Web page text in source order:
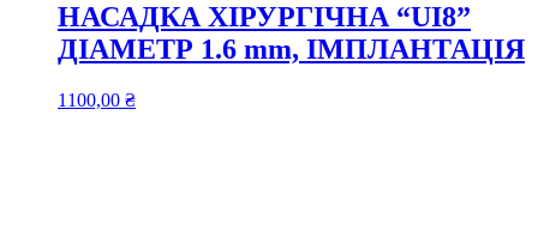
НАСАДКА ХІРУРГІЧНА “UI8”
ДІАМЕТР 1.6 mm, ІМПЛАНТАЦІЯ
1100,00 ₴